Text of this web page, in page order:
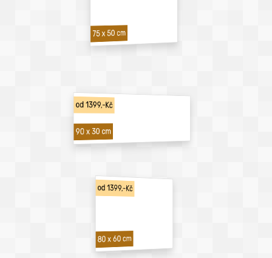
75 x 50 cm
od 1399,-Kč
90 x 30 cm
od 1399,-Kč
80 x 60 cm